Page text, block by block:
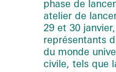
phase de
atelier de
29 et 30
représentants
du monde
civile, tels que